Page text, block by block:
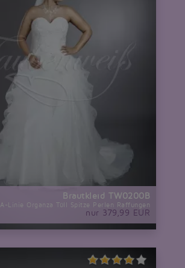
Brautkleid TW0200B
A-Linie Organza Tüll Spitze Perlen Raffungen
nur 379,99 EUR